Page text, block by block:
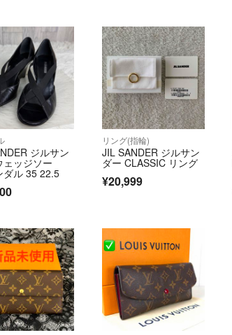
ジルサン
ェッジソー
ダル 35 22.5
リング(指輪)
JIL SANDER ジルサン
ダー CLASSIC リング
¥20,999